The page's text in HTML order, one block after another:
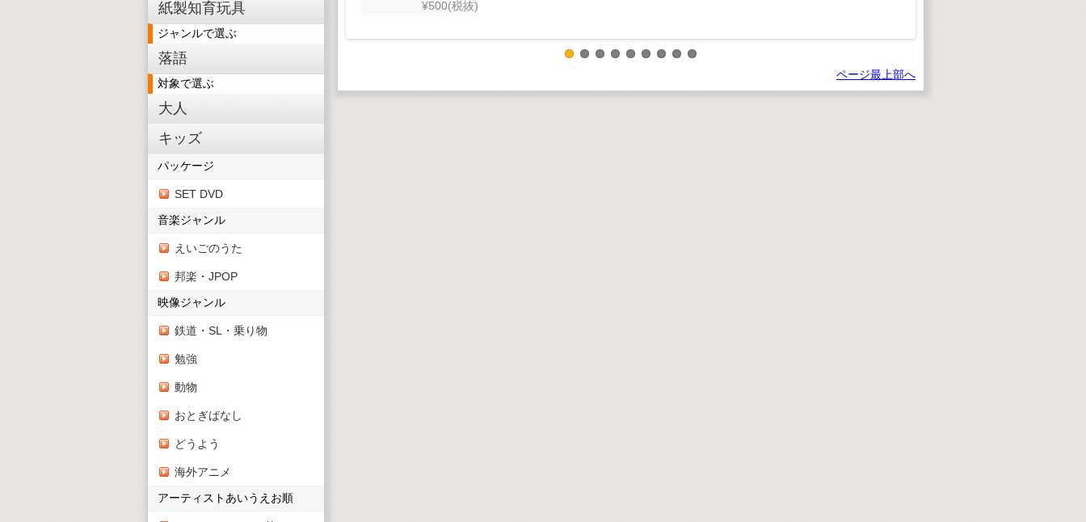
紙製知育玩具
ジャンルで選ぶ
落語
対象で選ぶ
大人
キッズ
パッケージ
SET DVD
音楽ジャンル
えいごのうた
邦楽・JPOP
映像ジャンル
鉄道・SL・乗り物
勉強
動物
おとぎばなし
どうよう
海外アニメ
アーティストあいうえお順
¥500(税抜)
¥500(税抜)
ページ最上部へ